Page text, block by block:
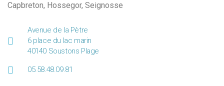
Capbreton, Hossegor, Seignosse
Avenue de la Pètre
6 place du lac marin
40140 Soustons Plage
05.58.48.09.81